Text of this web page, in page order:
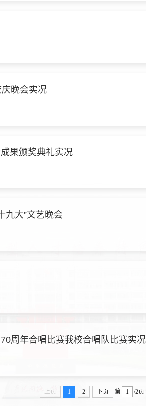
晚会实况
果颁奖典礼实况
九大”文艺晚会
周年合唱比赛我校合唱队比赛实况
上页 1 2 下页 第 /2页